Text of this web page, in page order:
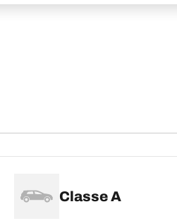
Classe A